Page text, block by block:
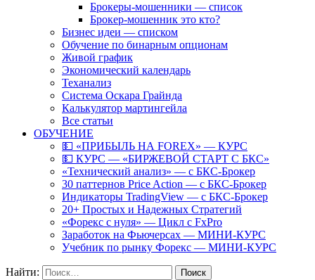
Брокеры-мошенники — список
Брокер-мошенник это кто?
Бизнес идеи — списком
Обучение по бинарным опционам
Живой график
Экономический календарь
Теханализ
Система Оскара Грайнда
Калькулятор мартингейла
Все статьи
ОБУЧЕНИЕ
💵 «ПРИБЫЛЬ НА FOREX» — КУРС
💵 КУРС — «БИРЖЕВОЙ СТАРТ С БКС»
«Технический анализ» — с БКС-Брокер
30 паттернов Price Action — с БКС-Брокер
Индикаторы TradingView — с БКС-Брокер
20+ Простых и Надежных Стратегий
«Форекс с нуля» — Цикл с FxPro
Заработок на Фьючерсах — МИНИ-КУРС
Учебник по рынку Форекс — МИНИ-КУРС
Найти: